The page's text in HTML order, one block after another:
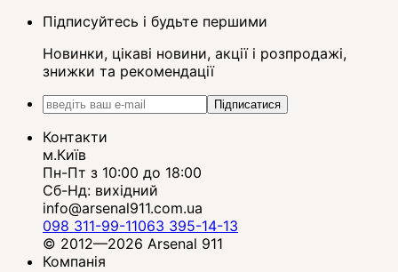
Підписуйтесь і будьте першими
Новинки, цікаві новини, акції і розпродажі,
знижки та рекомендації
Підписатися
Контакти
м.Київ
Пн-Пт з 10:00 до 18:00
Сб-Нд: вихідний
info@arsenal911.com.ua
098 311-99-11063 395-14-13
© 2012—2026 Arsenal 911
Компанія